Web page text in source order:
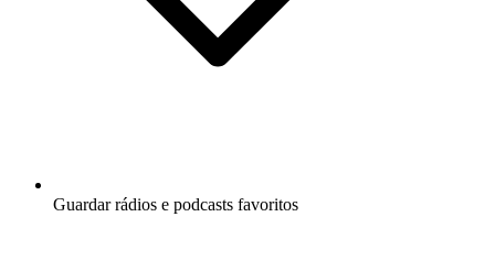
Guardar rádios e podcasts favoritos